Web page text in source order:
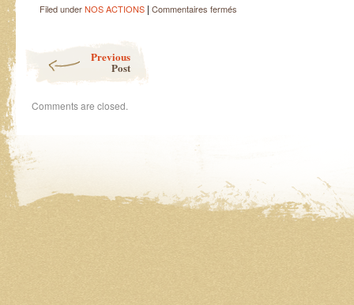
Filed underNOS ACTIONS | Commentaires fermés
Previous
Post
Comments are closed.